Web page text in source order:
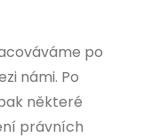
po
námi. Po
některé
právních